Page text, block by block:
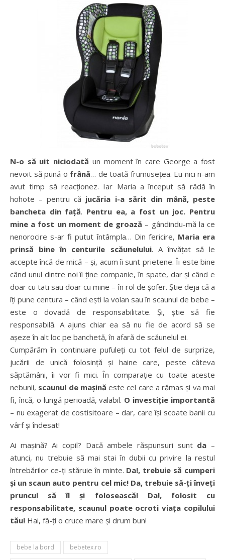
N-o să uit niciodată un moment în care George a fost
nevoit să pună o frână… de toată frumusețea. Eu nici n-am
avut timp să reacționez. Iar Maria a început să râdă în
hohote – pentru că jucăria i-a sărit din mână, peste
bancheta din față. Pentru ea, a fost un joc. Pentru
mine a fost un moment de groază – gândindu-mă la ce
nenorocire s-ar fi putut întâmpla… Din fericire, Maria era
prinsă bine în centurile scăunelului. A învățat să le
accepte încă de mică – și, acum îi sunt prietene. Îi este bine
când unul dintre noi îi ține companie, în spate, dar și când e
doar cu tati sau doar cu mine – în rol de șofer. Știe deja că a
îți pune centura – când ești la volan sau în scaunul de bebe –
este o dovadă de responsabilitate. Și, știe să fie
responsabilă. A ajuns chiar ea să nu fie de acord să se
așeze în alt loc pe banchetă, în afară de scăunelul ei.
Cumpărăm în continuare pufuleți cu tot felul de surprize,
jucării de unică folosință și haine care, peste câteva
săptămâni, îi vor fi mici. În comparație cu toate aceste
nebunii, scaunul de mașină este cel care a rămas și va mai
fi, încă, o lungă perioadă, valabil. O investiție importantă
– nu exagerat de costisitoare – dar, care își scoate banii cu
vârf și îndesat!
Ai mașină? Ai copil? Dacă ambele răspunsuri sunt da –
atunci, nu trebuie să mai stai în dubii cu privire la restul
întrebărilor ce-ți stăruie în minte. Da!, trebuie să cumperi
și un scaun auto pentru cel mic! Da, trebuie să-ți înveți
pruncul să îl și folosească! Da!, folosit cu
responsabilitate, scaunul poate ocroti viața copilului
tău! Hai, fă-ți o cruce mare și drum bun!
bebe la bord bebetex.ro